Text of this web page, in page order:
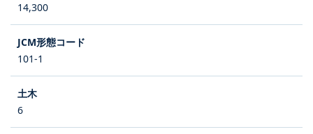
14,300
101-1
6